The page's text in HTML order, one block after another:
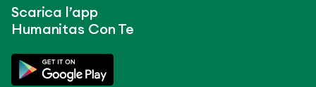
Scarica l’app
Humanitas Con Te